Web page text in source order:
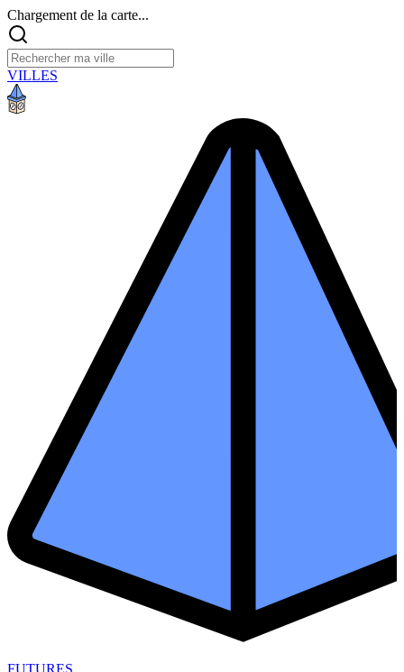
Chargement de la carte...
VILLES